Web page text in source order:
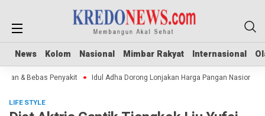
News Kolom Nasional Mimbar Rakyat Internasional
News Kolom Nasional Mimbar Rakyat Internasional
& Bebas Penyakit Idul Adha Dorong Lonjakan Harga Pangan Nasional
LIFE STYLE